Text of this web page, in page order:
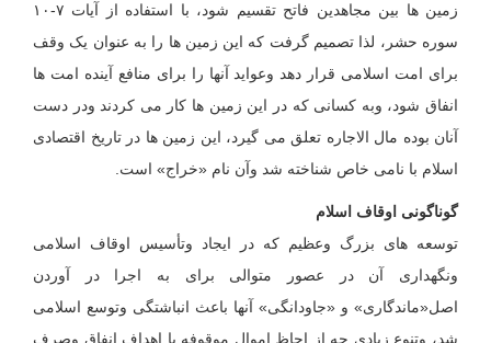
زمین ها بین مجاهدین فاتح تقسیم شود، با استفاده از آیات ۷-۱۰
سوره حشر، لذا تصمیم گرفت که این زمین ها را به عنوان یک وقف
برای امت اسلامی قرار دهد وعواید آنها را برای منافع آینده امت ها
انفاق شود، وبه کسانی که در این زمین ها کار می کردند ودر دست
آنان بوده مال الاجاره تعلق می گیرد، این زمین ها در تاریخ اقتصادی
اسلام با نامی خاص شناخته شد وآن نام «خراج» است.
گوناگونی اوقاف اسلام
توسعه های بزرگ وعظیم که در ایجاد وتأسیس اوقاف اسلامی
ونگهداری آن در عصور متوالی برای به اجرا در آوردن
اصل«ماندگاری» و «جاودانگی» آنها باعث انباشتگی وتوسع اسلامی
شد، وتنوع زیادی چه از احاظ اموال موقوفه یا اهداف انفاق وصرف